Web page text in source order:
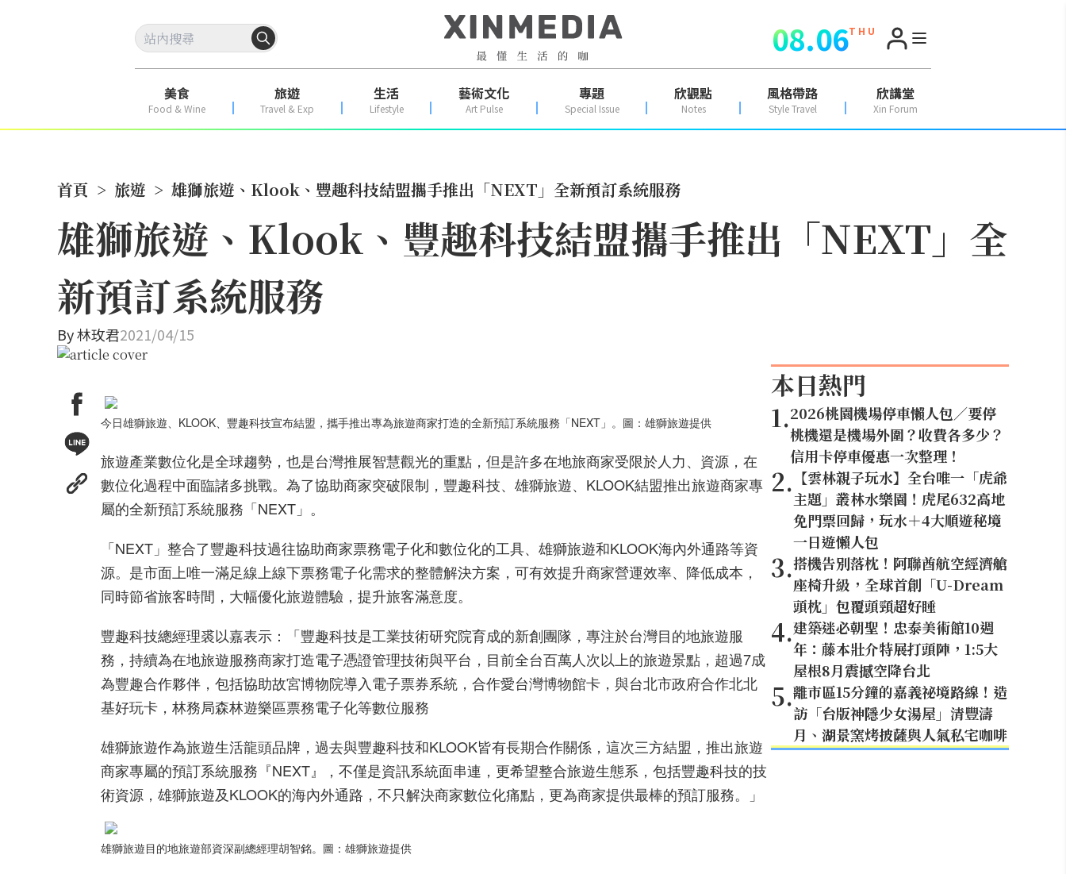
08.06T H U
美食
Food & Wine
旅遊
Travel & Exp
生活
Lifestyle
藝術文化
Art Pulse
專題
Special Issue
欣觀點
Notes
風格帶路
Style Travel
欣講堂
Xin Forum
首頁 > 旅遊 > 雄獅旅遊、Klook、豐趣科技結盟攜手推出「NEXT」全新預訂系統服務
雄獅旅遊、Klook、豐趣科技結盟攜手推出「NEXT」全
新預訂系統服務
By林玫君2021/04/15
今日雄獅旅遊、KLOOK、豐趣科技宣布結盟， 攜手推出專為旅遊商家打造的全新預訂系統服務「NEXT 」。圖：雄獅旅遊提供
旅遊產業數位化是全球趨勢，也是台灣推展智慧觀光的重點，但是許多在地旅商家受限於人力、資源，在
數位化過程中面臨諸多挑戰。為了協助商家突破限制， 豐趣科技、雄獅旅遊、 KLOOK結盟推出旅遊商家專
屬的全新預訂系統服務「NEXT 」 。
「NEXT 」整合了豐趣科技過往協助商家票務電子化和數位化的工具、雄獅旅遊和KLOOK海內外通路等資
源。是市面上唯一滿足線上線下票務電子化需求的整體解決方案，可有效提升商家營運效率、降低成本，
同時節省旅客時間，大幅優化旅遊體驗，提升旅客滿意度。
豐趣科技總經理裘以嘉表示：「豐趣科技是工業技術研究院育成的新創團隊，專注於台灣目的地旅遊服
務，持續為在地旅遊服務商家打造電子憑證管理技術與平台，目前全台百萬人次以上的旅遊景點，超過7成
為豐趣合作夥伴，包括協助故宮博物院導入電子票券系統，合作愛台灣博物館卡，與台北市政府合作北北
基好玩卡，林務局森林遊樂區票務電子化等數位服務
雄獅旅遊作為旅遊生活龍頭品牌，過去與豐趣科技和KLOOK皆有長期合作關係，這次三方結盟，推出旅遊
商家專屬的預訂系統服務『NEXT』，不僅是資訊系統面串連，更希望整合旅遊生態系，包括豐趣科技的技
術資源， 雄獅旅遊及KLOOK的海內外通路，不只解決商家數位化痛點，更為商家提供最棒的預訂服務。」
雄獅旅遊目的地旅遊部資深副總經理胡智銘。圖：雄獅旅遊提供
本日熱門
1.2026桃園機場停車懶人包／要停
桃機還是機場外圍？收費各多少？
信用卡停車優惠一次整理！
2. 【雲林親子玩水】全台唯一「虎爺
主題」叢林水樂園！虎尾632高地
免門票回歸，玩水＋4大順遊秘境
一日遊懶人包
3.搭機告別落枕！阿聯酋航空經濟艙
座椅升級，全球首創「U-Dream
頭枕」包覆頭頸超好睡
4.建築迷必朝聖！忠泰美術館10週
年：藤本壯介特展打頭陣，1:5大
屋根8月震撼空降台北
5.離市區15分鐘的嘉義祕境路線！造
訪「台版神隱少女湯屋」清豐濤
月、湖景窯烤披薩與人氣私宅咖啡